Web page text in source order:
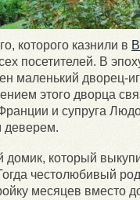
которого казнили в
посетителей. В
маленький дворец-
этого дворца
и супруга
деверем.
домик, который
честолюбивый
месяцев вместо